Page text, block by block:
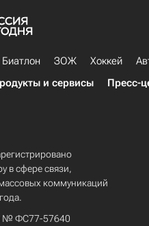
Биатлон ЗОЖ Хоккей
и сервисы Пресс-
в сфере связи,
коммуникаций
№ ФС77-57640